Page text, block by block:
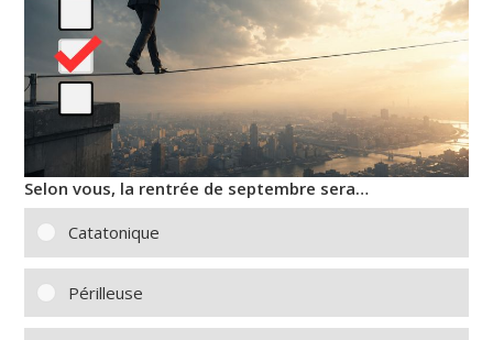
Selon vous, la rentrée de septembre sera…
Catatonique
Périlleuse